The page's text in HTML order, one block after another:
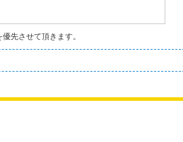
先させて頂きます。